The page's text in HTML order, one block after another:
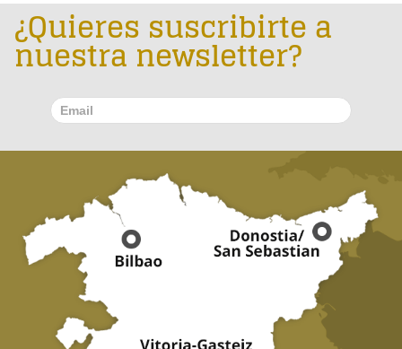
¿Quieres suscribirte a
nuestra newsletter?